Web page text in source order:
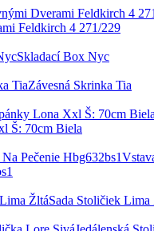
Feldkirch 4 271/229
Skladací Box Nyc
Závesná Skrinka Tia
Š: 70cm Biela
Sada Stoličiek Lima